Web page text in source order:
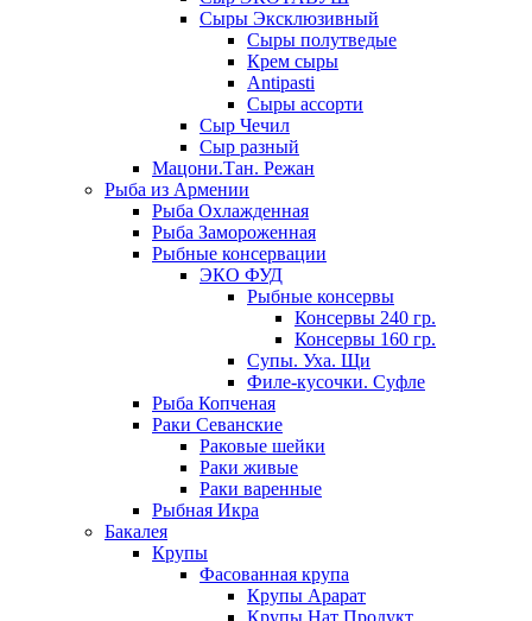
Сыры Эксклюзивный
Сыры полутведые
Крем сыры
Antipasti
Сыры ассорти
Сыр Чечил
Сыр разный
Мацони.Тан. Режан
Рыба из Армении
Рыба Охлажденная
Рыба Замороженная
Рыбные консервации
ЭКО ФУД
Рыбные консервы
Консервы 240 гр.
Консервы 160 гр.
Супы. Уха. Щи
Филе-кусочки. Суфле
Рыба Копченая
Раки Севанские
Раковые шейки
Раки живые
Раки варенные
Рыбная Икра
Бакалея
Крупы
Фасованная крупа
Крупы Арарат
Крупы Нат Продукт